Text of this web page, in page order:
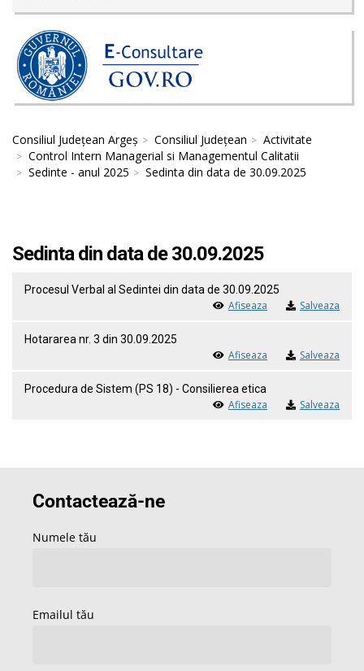
Consiliul Județean Argeș Consiliul Județean
Activitate
Control Intern Managerial si Managementul Calitatii
Sedinte - anul 2025
Sedinta din data de 30.09.2025
Sedinta din data de 30.09.2025
Procesul Verbal al Sedintei din data de 30.09.2025
Afiseaza Salveaza
Hotararea nr. 3 din 30.09.2025
Afiseaza Salveaza
Procedura de Sistem (PS 18) - Consilierea etica
Afiseaza Salveaza